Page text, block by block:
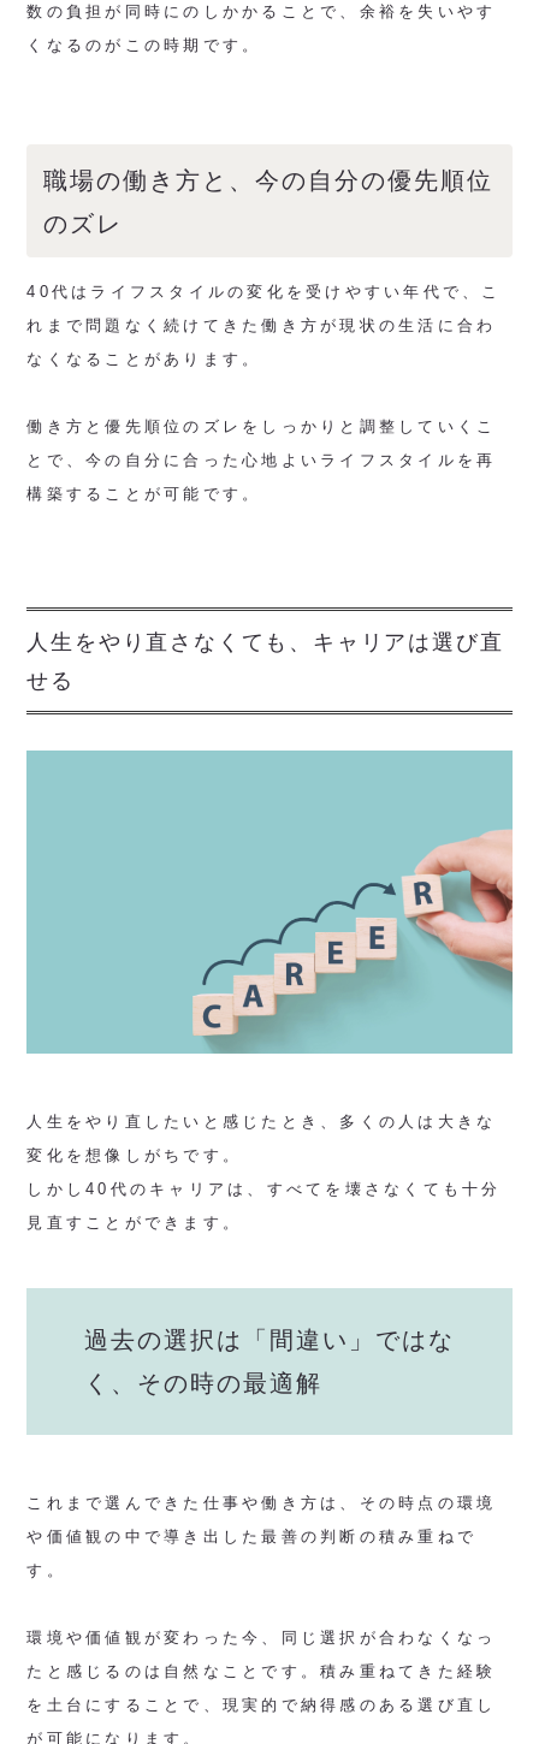
数の負担が同時にのしかかることで、余裕を失いやす
くなるのがこの時期です。
職場の働き方と、今の自分の優先順位
のズレ
40代はライフスタイルの変化を受けやすい年代で、こ
れまで問題なく続けてきた働き方が現状の生活に合わ
なくなることがあります。
働き方と優先順位のズレをしっかりと調整していくこ
とで、今の自分に合った心地よいライフスタイルを再
構築することが可能です。
人生をやり直さなくても、キャリアは選び直
せる
人生をやり直したいと感じたとき、多くの人は大きな
変化を想像しがちです。
しかし40代のキャリアは、すべてを壊さなくても十分
見直すことができます。
過去の選択は「間違い」ではな
く、その時の最適解
これまで選んできた仕事や働き方は、その時点の環境
や価値観の中で導き出した最善の判断の積み重ねで
す。
環境や価値観が変わった今、同じ選択が合わなくなっ
たと感じるのは自然なことです。積み重ねてきた経験
を土台にすることで、現実的で納得感のある選び直し
が可能になります。